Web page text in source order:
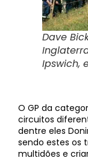
Dave
Ipswich,
O GP da
circuitos
dentre eles
sendo estes os
multidões e